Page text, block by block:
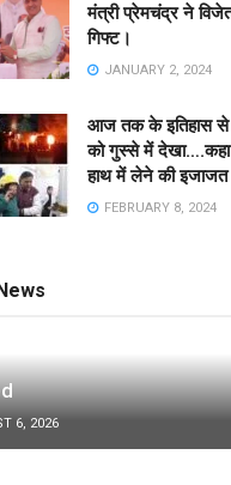
मंत्री प्रेमचंद्र ने
गिफ्ट।
JANUARY 2, 2024
आज तक के इतिहास से
को गुस्से में
हाथ में लेने की इजाजत
FEBRUARY 8, 2024
6, 2026